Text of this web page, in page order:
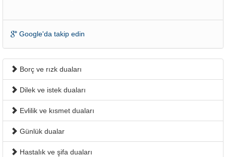
Google'da takip edin
Borç ve rızk duaları
Dilek ve istek duaları
Evlilik ve kısmet duaları
Günlük dualar
Hastalık ve şifa duaları